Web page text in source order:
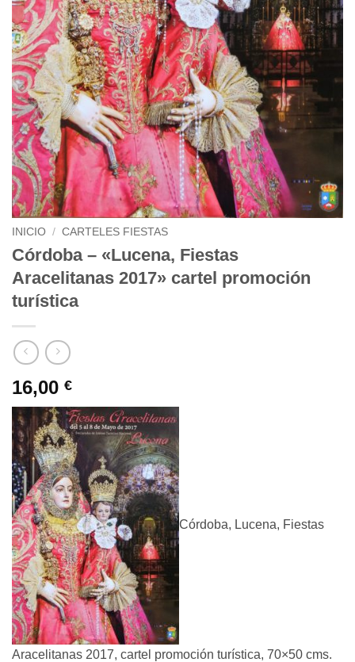
INICIO / CARTELES FIESTAS
Córdoba – «Lucena, Fiestas
Aracelitanas 2017» cartel promoción
turística
16,00 €
Córdoba, Lucena, Fiestas
Aracelitanas 2017, cartel promoción turística, 70×50 cms.